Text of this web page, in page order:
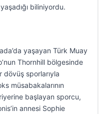
biliniyordu.
yaşayan Türk Muay
Thornhill bölgesinde
dövüş sporlarıyla
müsabakalarının
başlayan sporcu,
annesi Sophie